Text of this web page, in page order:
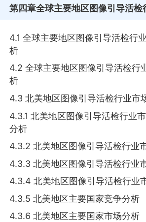
第四章全球主要地区图像引导活检
4.1 全球主要地区图像引导活检行
析
4.2 全球主要地区图像引导活检行
析
4.3 北美地区图像引导活检行业市
4.3.1 北美地区图像引导活检行业
分析
4.3.2 北美地区图像引导活检行业
4.3.3 北美地区图像引导活检行业
4.3.4 北美地区图像引导活检行业
4.3.5 北美地区主要国家竞争分析
4.3.6 北美地区主要国家市场分析